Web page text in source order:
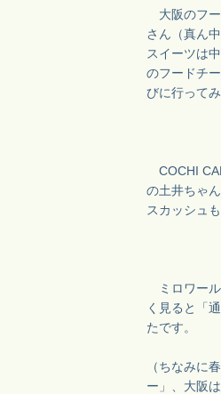
大阪のフー
さん（真ん
スイーツは
のフードチ
びに行って
COCHI
の土井ちゃ
スカッシュ
ミロワール
く見ると「
たです。
（ちなみに
ー」、大阪